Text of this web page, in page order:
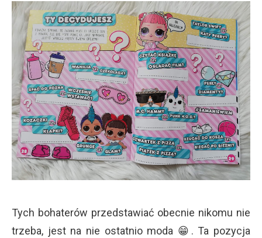
Tych bohaterów przedstawiać obecnie nikomu nie
trzeba, jest na nie ostatnio moda 😁. Ta pozycja